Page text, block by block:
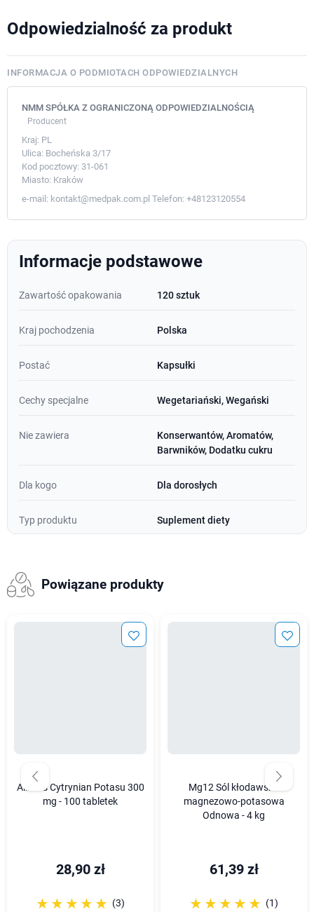
Odpowiedzialność za produkt
INFORMACJA O PODMIOTACH ODPOWIEDZIALNYCH
NMM SPÓŁKA Z OGRANICZONĄ ODPOWIEDZIALNOŚCIĄ
Producent
Kraj: PL
Ulica: Bocheńska 3/17
Kod pocztowy: 31-061
Miasto: Kraków
e-mail: kontakt@medpak.com.pl Telefon: +48123120554
Informacje podstawowe
Zawartość opakowania 120 sztuk
Kraj pochodzenia Polska
Postać Kapsułki
Cechy specjalne Wegetariański, Wegański
Nie zawiera
Konserwantów, Aromatów,
Barwników, Dodatku cukru
Dla kogo Dla dorosłych
Typ produktu Suplement diety
Powiązane produkty
Aliness Cytrynian Potasu 300
mg - 100 tabletek
28,90 zł
☆☆☆☆☆
★★★★★ (3)
Mg12 Sól kłodawska
magnezowo-potasowa
Odnowa - 4 kg
61,39 zł
☆☆☆☆☆
★★★★★ (1)